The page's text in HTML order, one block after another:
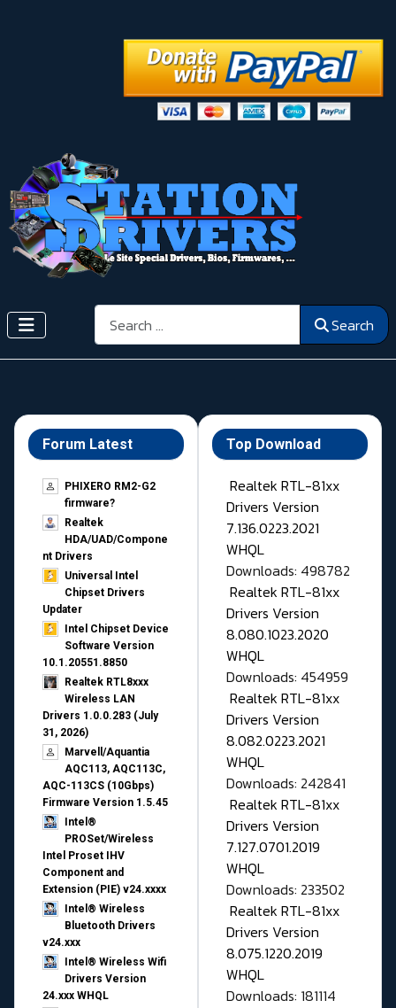
Search Search
Forum Latest
PHIXERO RM2-G2
firmware?
Realtek
HDA/UAD/Compone
nt Drivers
Universal Intel
Chipset Drivers
Updater​
Intel Chipset Device
Software Version
10.1.20551.8850
Realtek RTL8xxx
Wireless LAN
Drivers 1.0.0.283 (July
31, 2026)
Marvell/Aquantia
AQC113, AQC113C,
AQC-113CS (10Gbps)
Firmware Version 1.5.45
Intel®
PROSet/Wireless
Intel Proset IHV
Component and
Extension (PIE) v24.xxxx
Intel® Wireless
Bluetooth Drivers
v24.xxx
Intel® Wireless Wifi
Drivers Version
24.xxx WHQL
Top Download
Realtek RTL-81xx
Drivers Version
7.136.0223.2021
WHQL
Downloads: 498782
Realtek RTL-81xx
Drivers Version
8.080.1023.2020
WHQL
Downloads: 454959
Realtek RTL-81xx
Drivers Version
8.082.0223.2021
WHQL
Downloads: 242841
Realtek RTL-81xx
Drivers Version
7.127.0701.2019
WHQL
Downloads: 233502
Realtek RTL-81xx
Drivers Version
8.075.1220.2019
WHQL
Downloads: 181114